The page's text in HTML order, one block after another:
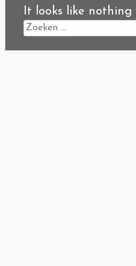
It looks like